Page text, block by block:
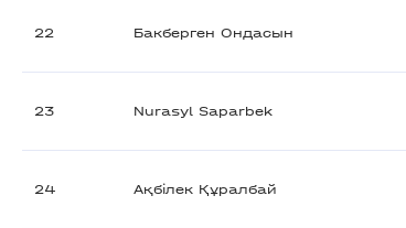
22 Бакберген Ондасын
23 Nurasyl Saparbek
24 Ақбілек Құралбай